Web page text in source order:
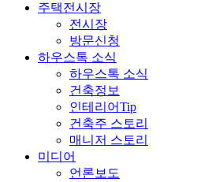
주택전시장
전시장
방문신청
하우스톡 소식
하우스톡 소식
건축정보
인테리어Tip
건축주 스토리
매니저 스토리
미디어
언론보도